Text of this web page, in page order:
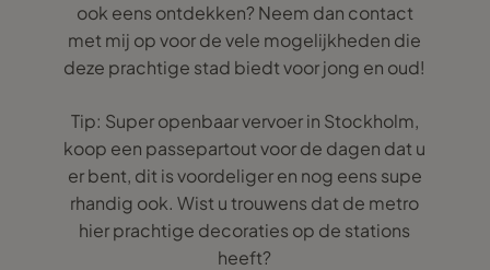
ook eens ontdekken? Neem dan contact
met mij op voor de vele mogelijkheden die
deze prachtige stad biedt voor jong en oud!
Tip: Super openbaar vervoer in Stockholm,
koop een passepartout voor de dagen dat u
er bent, dit is voordeliger en nog eens supe
rhandig ook. Wist u trouwens dat de metro
hier prachtige decoraties op de stations
heeft?